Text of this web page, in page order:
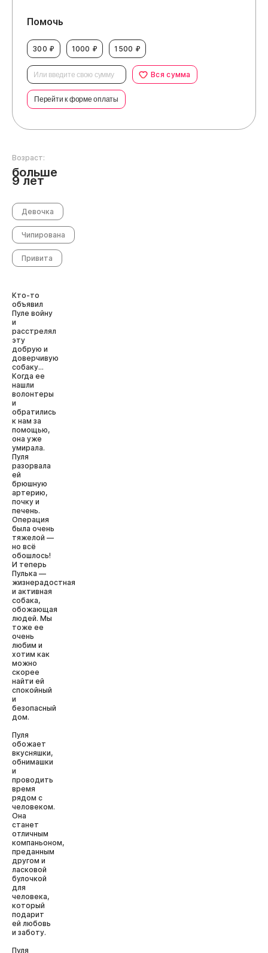
Помочь
300 ₽ 1000 ₽ 1500 ₽
Вся сумма
Перейти к форме оплаты
Возраст:
больше
9 лет
Девочка
Чипирована
Привита
Кто-то
объявил
Пуле войну
и
расстрелял
эту
добрую и
доверчивую
собаку...
Когда ее
нашли
волонтеры
и
обратились
к нам за
помощью,
она уже
умирала.
Пуля
разорвала
ей
брюшную
артерию,
почку и
печень.
Операция
была очень
тяжелой —
но всё
обошлось!
И теперь
Пулька —
жизнерадостная
и активная
собака,
обожающая
людей. Мы
тоже ее
очень
любим и
хотим как
можно
скорее
найти ей
спокойный
и
безопасный
дом.
Пуля
обожает
вкусняшки,
обнимашки
и
проводить
время
рядом с
человеком.
Она
станет
отличным
компаньоном,
преданным
другом и
ласковой
булочкой
для
человека,
который
подарит
ей любовь
и заботу.
Пуля